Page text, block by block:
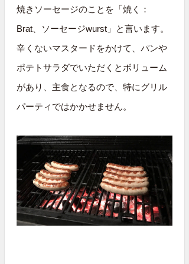
焼きソーセージのことを「焼く：
Brat、ソーセージwurst」と言います。
辛くないマスタードをかけて、パンや
ポテトサラダでいただくとボリューム
があり、主食となるので、特にグリル
パーティではかかせません。